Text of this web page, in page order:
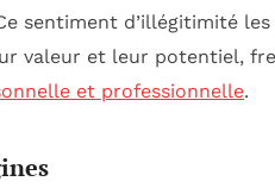
sentiment d’illégitimité
valeur et leur potentiel,
et professionnelle.